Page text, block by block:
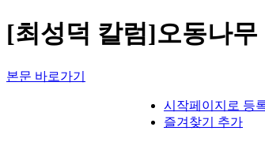
[최성덕 칼럼]오동나
본문 바로가기
시작페이지로 등
즐겨찾기 추가